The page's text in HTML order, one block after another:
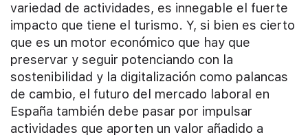
variedad de actividades, es innegable el fuerte
impacto que tiene el turismo. Y, si bien es cierto
que es un motor económico que hay que
preservar y seguir potenciando con la
sostenibilidad y la digitalización como palancas
de cambio, el futuro del mercado laboral en
España también debe pasar por impulsar
actividades que aporten un valor añadido a